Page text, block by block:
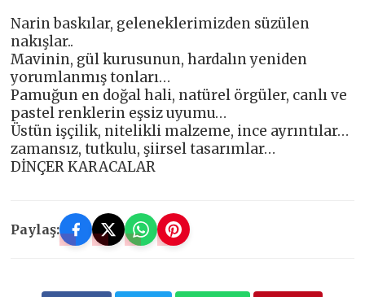
Narin baskılar, geleneklerimizden süzülen
nakışlar..
Mavinin, gül kurusunun, hardalın yeniden
yorumlanmış tonları…
Pamuğun en doğal hali, natürel örgüler, canlı ve
pastel renklerin eşsiz uyumu…
Üstün işçilik, nitelikli malzeme, ince ayrıntılar…
zamansız, tutkulu, şiirsel tasarımlar…
DİNÇER KARACALAR
Paylaş: